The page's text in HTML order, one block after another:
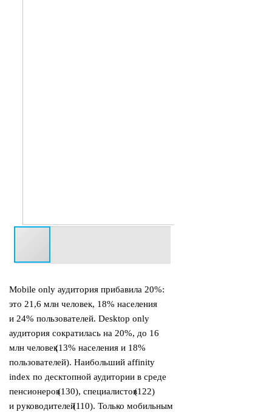
Mobile only аудитория прибавила 20%:
это 21,6 млн человек, 18% населения
и 24% пользователей. Desktop only
аудитория сократилась на 20%, до 16
млн человек(13% населения и 18%
пользователей). Наибольший affinity
index по десктопной аудитории в среде
пенсионеров(130), специалистов(122)
и руководителей(110). Только мобильным